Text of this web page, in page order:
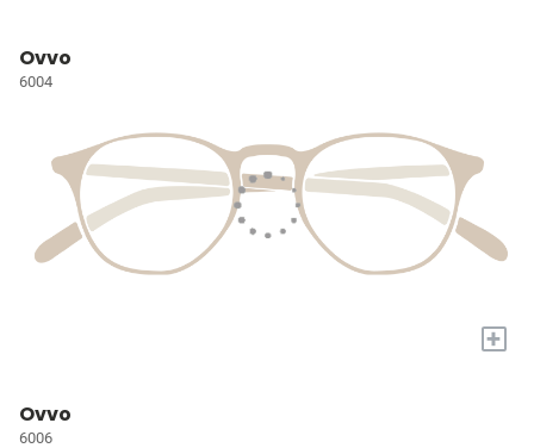
Ovvo
6004
+
Ovvo
6006